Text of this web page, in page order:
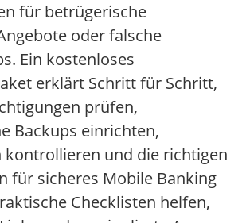
für betrügerische
oder falsche
Ein kostenloses
erklärt Schritt für Schritt,
prüfen,
Backups einrichten,
kontrollieren und die richtigen
für sicheres Mobile Banking
Checklisten helfen,